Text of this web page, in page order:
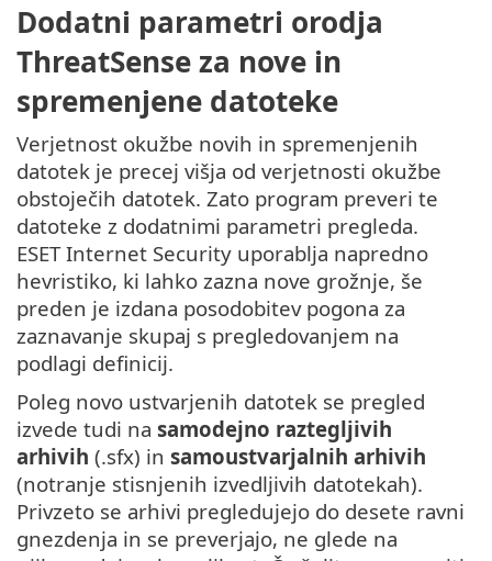
Dodatni parametri orodja
ThreatSense za nove in
spremenjene datoteke
Verjetnost okužbe novih in spremenjenih
datotek je precej višja od verjetnosti okužbe
obstoječih datotek. Zato program preveri te
datoteke z dodatnimi parametri pregleda.
ESET Internet Security uporablja napredno
hevristiko, ki lahko zazna nove grožnje, še
preden je izdana posodobitev pogona za
zaznavanje skupaj s pregledovanjem na
podlagi definicij.
Poleg novo ustvarjenih datotek se pregled
izvede tudi na samodejno raztegljivih
arhivih (.sfx) in samoustvarjalnih arhivih
(notranje stisnjenih izvedljivih datotekah).
Privzeto se arhivi pregledujejo do desete ravni
gnezdenja in se preverjajo, ne glede na